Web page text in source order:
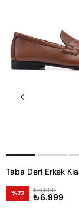
Taba Deri Erkek
%22 ₺6.999
₺8.999